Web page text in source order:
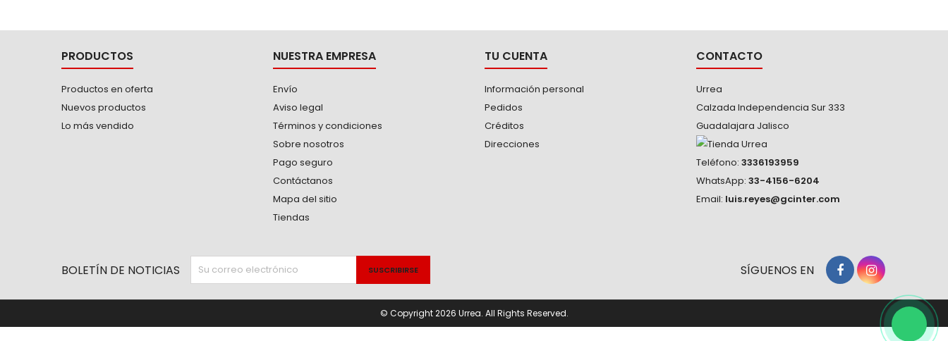
PRODUCTOS
Productos en oferta
Nuevos productos
Lo más vendido
NUESTRA EMPRESA
Envío
Aviso legal
Términos y condiciones
Sobre nosotros
Pago seguro
Contáctanos
Mapa del sitio
Tiendas
TU CUENTA
Información personal
Pedidos
Créditos
Direcciones
CONTACTO
Urrea
Calzada Independencia Sur 333
Guadalajara Jalisco
Teléfono: 3336193959
WhatsApp: 33-4156-6204
Email: luis.reyes@gcinter.com
BOLETÍN DE NOTICIAS SÍGUENOS EN
© Copyright 2026 Urrea. All Rights Reserved.